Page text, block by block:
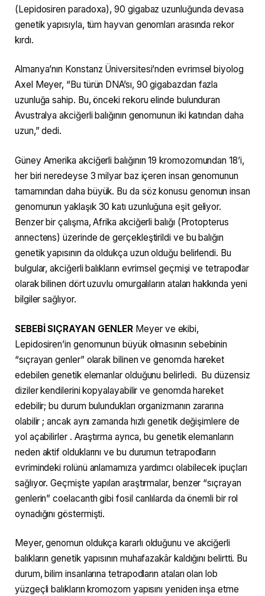
(Lepidosiren paradoxa), 90 gigabaz uzunluğunda devasa
genetik yapısıyla, tüm hayvan genomları arasında rekor
kırdı.
Almanya’nın Konstanz Üniversitesi’nden evrimsel biyolog
Axel Meyer, “Bu türün DNA’sı, 90 gigabazdan fazla
uzunluğa sahip. Bu, önceki rekoru elinde bulunduran
Avustralya akciğerli balığının genomunun iki katından daha
uzun,” dedi.
Güney Amerika akciğerli balığının 19 kromozomundan 18’i,
her biri neredeyse 3 milyar baz içeren insan genomunun
tamamından daha büyük. Bu da söz konusu genomun insan
genomunun yaklaşık 30 katı uzunluğuna eşit geliyor.
Benzer bir çalışma, Afrika akciğerli balığı (Protopterus
annectens) üzerinde de gerçekleştirildi ve bu balığın
genetik yapısının da oldukça uzun olduğu belirlendi. Bu
bulgular, akciğerli balıkların evrimsel geçmişi ve tetrapodlar
olarak bilinen dört uzuvlu omurgalıların ataları hakkında yeni
bilgiler sağlıyor.
SEBEBİ SIÇRAYAN GENLER Meyer ve ekibi,
Lepidosiren’in genomunun büyük olmasının sebebinin
“sıçrayan genler” olarak bilinen ve genomda hareket
edebilen genetik elemanlar olduğunu belirledi. Bu düzensiz
diziler kendilerini kopyalayabilir ve genomda hareket
edebilir; bu durum bulundukları organizmanın zararına
olabilir ; ancak aynı zamanda hızlı genetik değişimlere de
yol açabilirler . Araştırma ayrıca, bu genetik elemanların
neden aktif olduklarını ve bu durumun tetrapodların
evrimindeki rolünü anlamamıza yardımcı olabilecek ipuçları
sağlıyor. Geçmişte yapılan araştırmalar, benzer “sıçrayan
genlerin” coelacanth gibi fosil canlılarda da önemli bir rol
oynadığını göstermişti.
Meyer, genomun oldukça kararlı olduğunu ve akciğerli
balıkların genetik yapısının muhafazakâr kaldığını belirtti. Bu
durum, bilim insanlarına tetrapodların ataları olan lob
yüzgeçli balıkların kromozom yapısını yeniden inşa etme